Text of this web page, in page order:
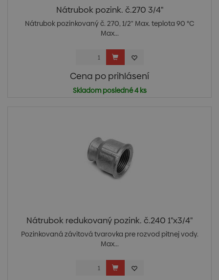
Nátrubok pozink. č.270 3/4"
Nátrubok pozinkovaný č. 270, 1/2" Max. teplota 90 °C
Max...
Cena po prihlásení
Skladom posledné 4 ks
Nátrubok redukovaný pozink. č.240 1"x3/4"
Pozinkovaná závitová tvarovka pre rozvod pitnej vody.
Max...